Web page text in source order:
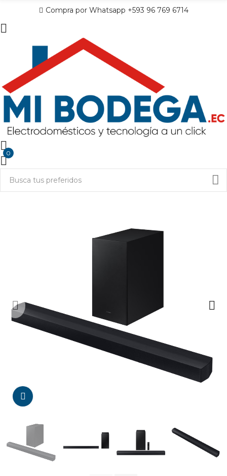
Compra por Whatsapp +593 96 769 6714
0